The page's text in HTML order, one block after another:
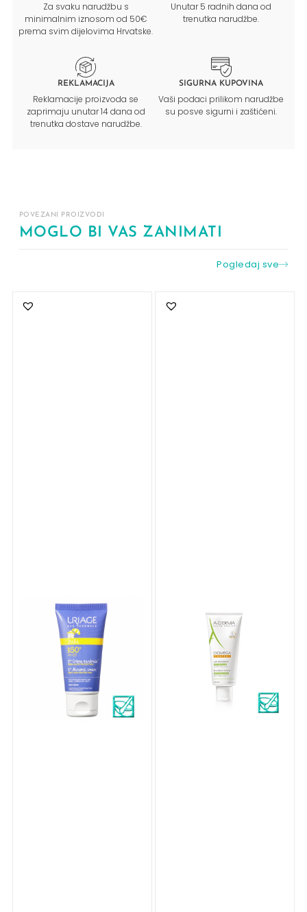
Za svaku narudžbu s
minimalnim iznosom od 50€
prema svim dijelovima Hrvatske.
Unutar 5 radnih dana od
trenutka narudžbe.
REKLAMACIJA
Reklamacije proizvoda se
zaprimaju unutar 14 dana od
trenutka dostave narudžbe.
SIGURNA KUPOVINA
Vaši podaci prilikom narudžbe
su posve sigurni i zaštićeni.
POVEZANI PROIZVODI
MOGLO BI VAS ZANIMATI
Pogledaj sve